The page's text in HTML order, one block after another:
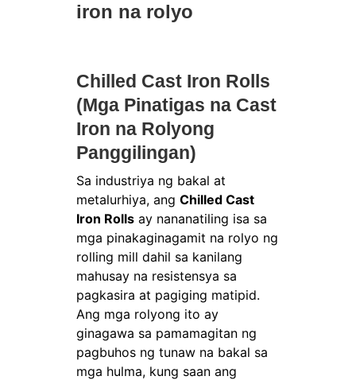
iron na rolyo
Chilled Cast Iron Rolls
(Mga Pinatigas na Cast
Iron na Rolyong
Panggilingan)
Sa industriya ng bakal at
metalurhiya, ang Chilled Cast
Iron Rollsay nananatiling isa sa
mga pinakaginagamit na rolyo ng
rolling mill dahil sa kanilang
mahusay na resistensya sa
pagkasira at pagiging matipid.
Ang mga rolyong ito ay
ginagawa sa pamamagitan ng
pagbuhos ng tunaw na bakal sa
mga hulma, kung saan ang